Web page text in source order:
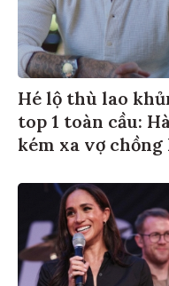
Hé lộ thù lao
top 1 toàn cầu:
kém xa vợ